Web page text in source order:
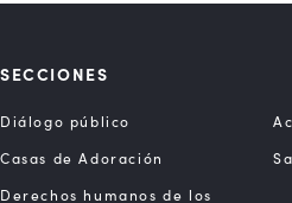
SECCIONES
Diálogo público
Casas de Adoración
Derechos humanos de los